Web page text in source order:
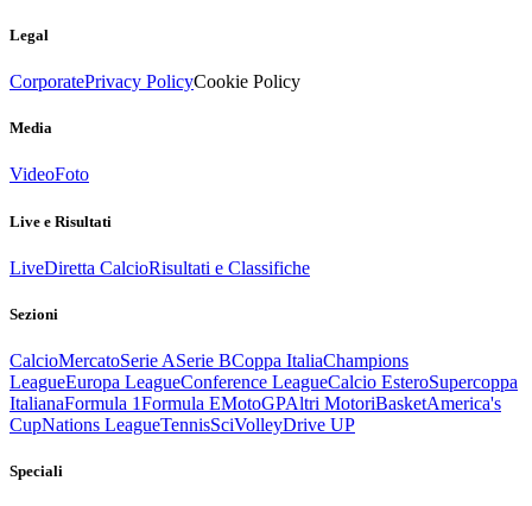
Legal
CorporatePrivacy PolicyCookie Policy
Media
VideoFoto
Live e Risultati
LiveDiretta CalcioRisultati e Classifiche
Sezioni
CalcioMercatoSerie ASerie BCoppa ItaliaChampions
LeagueEuropa LeagueConference LeagueCalcio EsteroSupercoppa
ItalianaFormula 1Formula EMotoGPAltri MotoriBasketAmerica's
CupNations LeagueTennisSciVolleyDrive UP
Speciali